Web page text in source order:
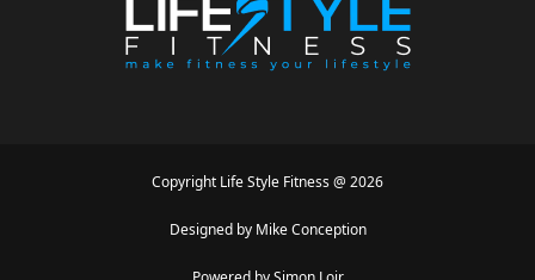
Copyright Life Style Fitness @ 2026
Designed by Mike Conception